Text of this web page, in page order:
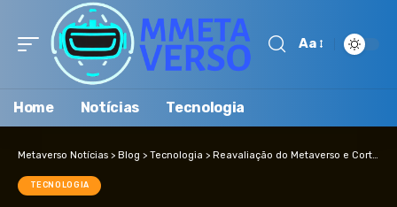
Aa
Home Notícias Tecnologia
Metaverso Notícias > Blog > Tecnologia > Reavaliação do Metaverso e Cortes no Desenvolvimento da Tecnologia impulsionam debate no setor tecnológico
TECNOLOGIA